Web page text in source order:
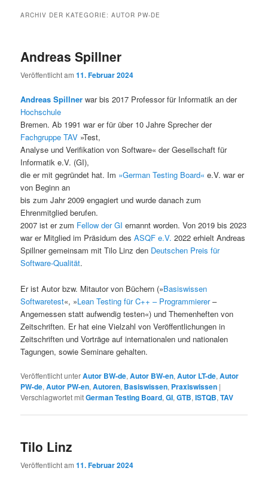
ARCHIV DER KATEGORIE:AUTOR PW-DE
Andreas Spillner
Veröffentlicht am11. Februar 2024
Andreas Spillner war bis 2017 Professor für Informatik an der
Hochschule
Bremen. Ab 1991 war er für über 10 Jahre Sprecher der
Fachgruppe TAV »Test,
Analyse und Verifikation von Software« der Gesellschaft für
Informatik e.V. (GI),
die er mit gegründet hat. Im »German Testing Board« e.V. war er
von Beginn an
bis zum Jahr 2009 engagiert und wurde danach zum
Ehrenmitglied berufen.
2007 ist er zum Fellow der GI ernannt worden. Von 2019 bis 2023
war er Mitglied im Präsidum desASQF e.V. 2022 erhielt Andreas
Spillner gemeinsam mit Tilo Linz den Deutschen Preis für
Software-Qualität.
Er ist Autor bzw. Mitautor von Büchern (»Basiswissen
Softwaretest«, »Lean Testing für C++ – Programmierer–
Angemessen statt aufwendig testen«) und Themenheften von
Zeitschriften. Er hat eine Vielzahl von Veröffentlichungen in
Zeitschriften und Vorträge auf internationalen und nationalen
Tagungen, sowie Seminare gehalten.
Veröffentlicht unterAutor BW-de,Autor BW-en,Autor LT-de,Autor
PW-de,Autor PW-en,Autoren, Basiswissen, Praxiswissen |
Verschlagwortet mitGerman Testing Board,GI,GTB,ISTQB,TAV
Tilo Linz
Veröffentlicht am11. Februar 2024